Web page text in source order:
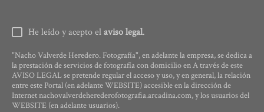
He leído y acepto elaviso legal.
"Nacho Valverde Heredero. Fotografía", en adelante la empresa, se dedica a
la prestación de servicios de fotografía con domicilio en A través de este
AVISO LEGAL se pretende regular el acceso y uso, y en general, la relación
entre este Portal (en adelante WEBSITE) accesible en la dirección de
Internet nachovalverdeherederofotografia.arcadina.com, y los usuarios del
WEBSITE (en adelante usuarios).